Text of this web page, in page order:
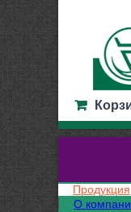
Продукция
О